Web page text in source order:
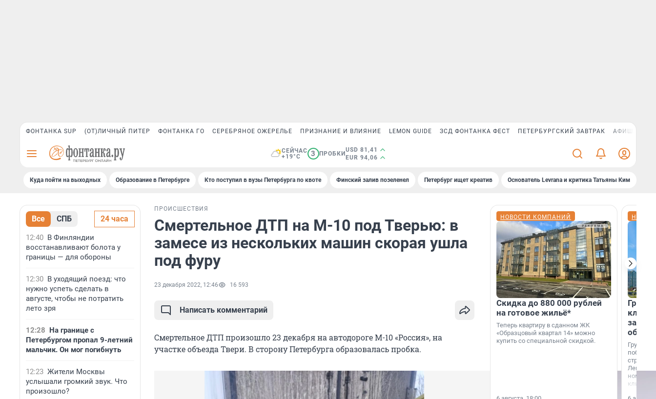
ФОНТАНКА SUP (ОТ)ЛИЧНЫЙ ПИТЕР ФОНТАНКА ГО СЕРЕБРЯНОЕ ОЖЕРЕЛЬЕ ПРИЗНАНИЕ И ВЛИЯНИЕ LEMON GUIDE ЗСД ФОНТАНКА ФЕСТ ПЕТЕРБУРГСКИЙ ЗАВТРАК АФИША PLUS
СЕЙЧАС
+19°C
3 ПРОБКИ
USD 81,41
EUR 94,06
Куда пойти на выходных Образование в Петербурге Кто поступил в вузы Петербурга по квоте Финский залив позеленел Петербург ищет креатив Основатель Levrana и критика Татьяны Ким
Все СПБ 24 часа
12:40 В Финляндии
восстанавливают болота у
границы — для обороны
12:30 В уходящий поезд: что
нужно успеть сделать в
августе, чтобы не потратить
лето зря
12:28 На границе с
Петербургом пропал 9-летний
мальчик. Он мог погибнуть
12:23 Жители Москвы
услышали громкий звук. Что
произошло?
ПРОИСШЕСТВИЯ
Смертельное ДТП на М-10 под Тверью: в
замесе из нескольких машин скорая ушла
под фуру
23 декабря 2022, 12:46 16 593
Написать комментарий
Смертельное ДТП произошло 23 декабря на автодороге М-10 «Россия», на
участке объезда Твери. В сторону Петербурга образовалась пробка.
НОВОСТИ КОМПАНИЙ
Скидка до 880 000 рублей
на готовое жильё*
Теперь квартиру в сданном ЖК
«Образцовый квартал 14» можно
купить со специальной скидкой.
Группа